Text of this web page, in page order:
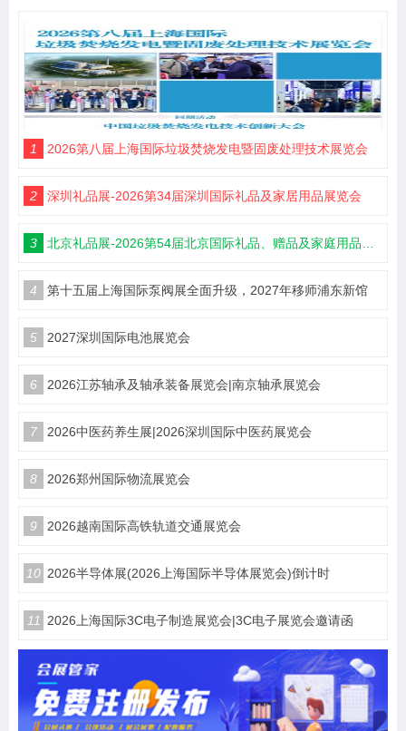
1 2026第八届上海国际垃圾焚烧发电暨固废处理技术展览会
2 深圳礼品展-2026第34届深圳国际礼品及家居用品展览会
3 北京礼品展-2026第54届北京国际礼品、赠品及家庭用品展览会
4 第十五届上海国际泵阀展全面升级，2027年移师浦东新馆
5 2027深圳国际电池展览会
6 2026江苏轴承及轴承装备展览会|南京轴承展览会
7 2026中医药养生展|2026深圳国际中医药展览会
8 2026郑州国际物流展览会
9 2026越南国际高铁轨道交通展览会
10 2026半导体展(2026上海国际半导体展览会)倒计时
11 2026上海国际3C电子制造展览会|3C电子展览会邀请函